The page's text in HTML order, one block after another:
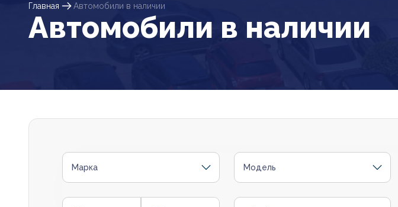
Главная Автомобили в наличии
Автомобили в наличии
Марка Модель